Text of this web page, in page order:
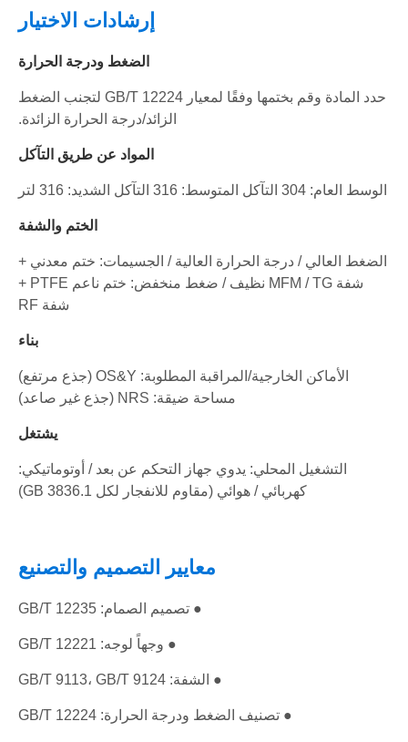
إرشادات الاختيار
الضغط ودرجة الحرارة
حدد المادة وقم بختمها وفقًا لمعيار GB/T 12224 لتجنب الضغط
الزائد/درجة الحرارة الزائدة.
المواد عن طريق التآكل
الوسط العام: 304 التآكل المتوسط: 316 التآكل الشديد: 316 لتر
الختم والشفة
الضغط العالي / درجة الحرارة العالية / الجسيمات: ختم معدني +
شفة MFM / TG ​​نظيف / ضغط منخفض: ختم ناعم PTFE +
شفة RF
بناء
الأماكن الخارجية/المراقبة المطلوبة: OS&Y (جذع مرتفع)
مساحة ضيقة: NRS (جذع غير صاعد)
يشتغل
التشغيل المحلي: يدوي جهاز التحكم عن بعد / أوتوماتيكي:
كهربائي / هوائي (مقاوم للانفجار لكل GB 3836.1)
معايير التصميم والتصنيع
● تصميم الصمام: GB/T 12235
● وجهاً لوجه: GB/T 12221
● الشفة: GB/T 9113، GB/T 9124
● تصنيف الضغط ودرجة الحرارة: GB/T 12224